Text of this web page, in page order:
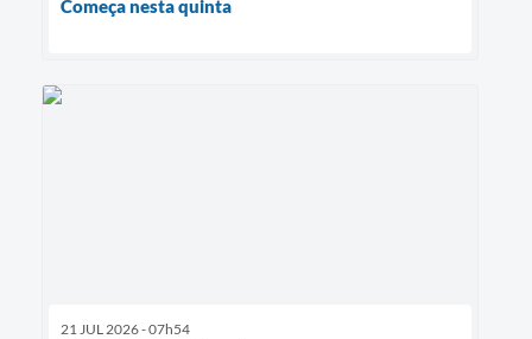
Começa nesta quinta
21 JUL 2026 - 07h54